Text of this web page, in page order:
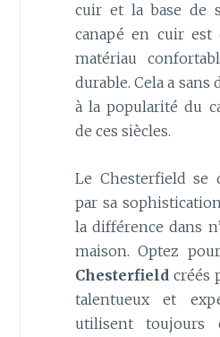
cuir et la base de
canapé en cuir est
matériau
durable. Cela a
à la popularité du
de ces siècles.
Le Chesterfield se
par sa
la différence dans
maison. Optez
Chesterfieldcréés
talentueux et
utilisent toujours